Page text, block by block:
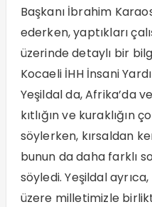
Başkanı İbrahim
ederken, yaptıkları
üzerinde detaylı bir
Kocaeli İHH İnsani
Yeşildal da, Afrika’da
kıtlığın ve kuraklığın
söylerken, kırsaldan
bunun da daha farklı
söyledi. Yeşildal
üzere milletimizle